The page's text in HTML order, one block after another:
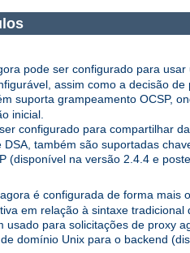
pode ser configurado para
assim como a decisão
suporta grampeamento OCSP,
inicial.
configurado para compartilhar
DSA, também são suportadas
(disponível na versão 2.4.4 e
agora é configurada de forma mais
em relação à sintaxe
usado para solicitações de proxy
domínio Unix para o backend